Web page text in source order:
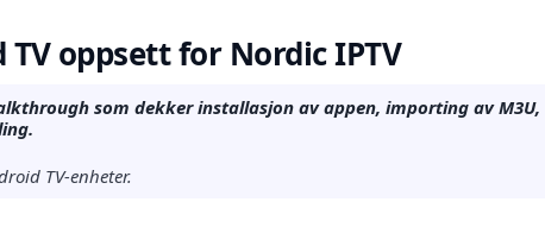
oppsett for Nordic IPTV
som dekker installasjon av appen, importing av M3U,
TV-enheter.